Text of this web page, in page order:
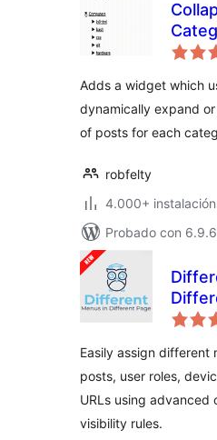
Adds a widget which
dynamically expand
of posts for each
robfelty
4.000+
Probado con 6.9.6
Easily assign different
posts, user roles,
URLs using advanced
visibility rules.